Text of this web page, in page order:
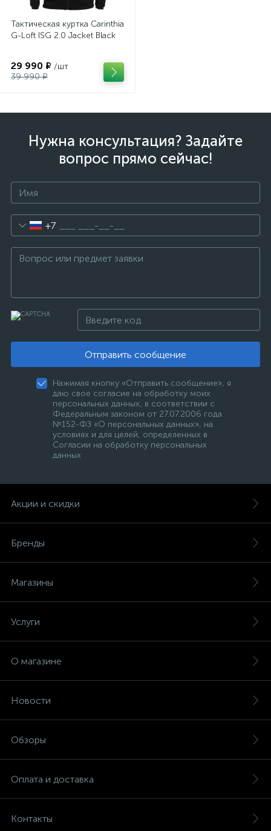
Тактическая куртка Carinthia
G-Loft ISG 2.0 Jacket Black
29 990 ₽ /шт
39 990 ₽
Нужна консультация? Задайте
вопрос прямо сейчас!
+7
Отправить сообщение
Нажимая кнопку «Отправить сообщение», я
даю свое согласие на обработку моих
персональных данных, в соответствии с
Федеральным законом от 27.07.2006 года
№152-ФЗ «О персональных данных», на
условиях и для целей, определенных в
Согласии на обработку персональных
данных
Акции и скидки
Бренды
Магазины
Услуги
О магазине
Новости
Обзоры
Оплата и доставка
Контакты